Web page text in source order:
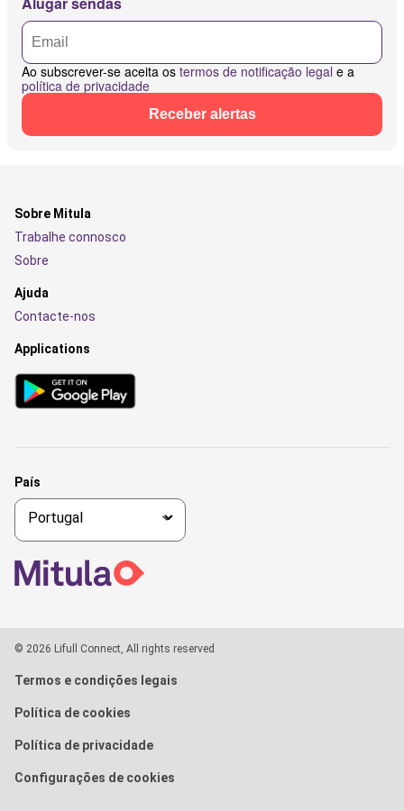
Ao subscrever-se aceita os termos de notificação legal e a
política de privacidade
Receber alertas
Sobre Mitula
Trabalhe connosco
Sobre
Ajuda
Contacte-nos
Applications
País
© 2026 Lifull Connect, All rights reserved
Termos e condições legais
Política de cookies
Política de privacidade
Configurações de cookies